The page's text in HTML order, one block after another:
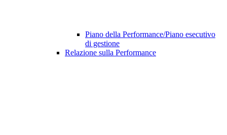
Piano della Performance/Piano esecutivo
di gestione
Relazione sulla Performance